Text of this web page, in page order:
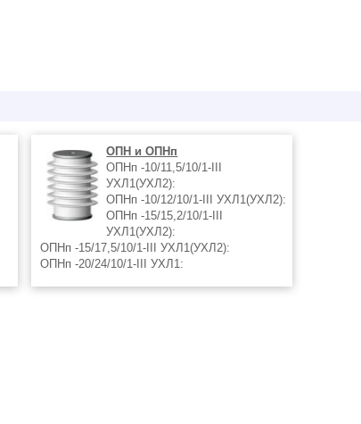
ОПН и ОПНп
ОПНп -10/11,5/10/1-III
УХЛ1(УХЛ2):
ОПНп -10/12/10/1-III УХЛ1(УХЛ2):
ОПНп -15/15,2/10/1-III
УХЛ1(УХЛ2):
ОПНп -15/17,5/10/1-III УХЛ1(УХЛ2):
ОПНп -20/24/10/1-III УХЛ1: